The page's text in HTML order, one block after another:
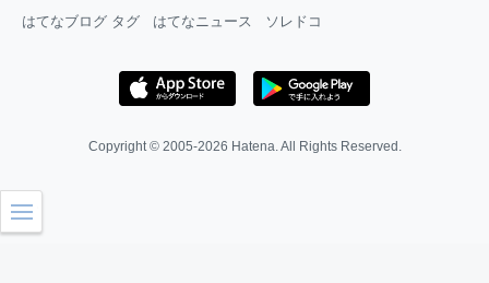
はてなブログ タグ はてなニュース ソレドコ
Copyright © 2005-2026 Hatena. All Rights Reserved.